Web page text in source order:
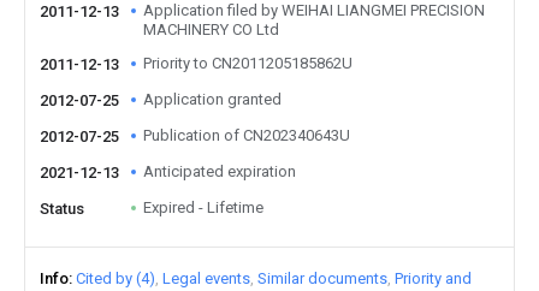
2011-12-13
Application filed by WEIHAI LIANGMEI PRECISION
MACHINERY CO Ltd
2011-12-13
Priority to CN2011205185862U
2012-07-25 Application granted
2012-07-25 Publication of CN202340643U
2021-12-13 Anticipated expiration
Status Expired - Lifetime
Info Cited by (4) Legal events Similar documents Priority and